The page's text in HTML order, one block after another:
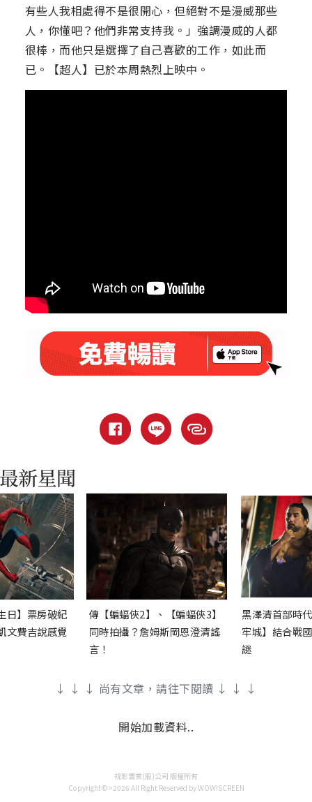
有些人我相處得不是很開心，但絕對不是漫威那些
人，你懂吧？他們非常支持我。」強調漫威的人都
很棒，而他只是選擇了自己喜歡的工作，如此而
已。【超人】已於本周熱烈上映中。
日】票房破紀
文費吉說感覺
傳【蝙蝠俠2】、【蝙蝠俠3】
同時拍攝？詹姆斯岡恩澄清謠
言！
黑澤清首部時
牢城】結合戰
謎
↓ ↓ ↓ 尚有文章，請往下閱讀 ↓ ↓ ↓
開始加載資料..
視影實業(股)公司 版權所有
Copyright©>2026 All Right Reserved by WOW!SCREEN